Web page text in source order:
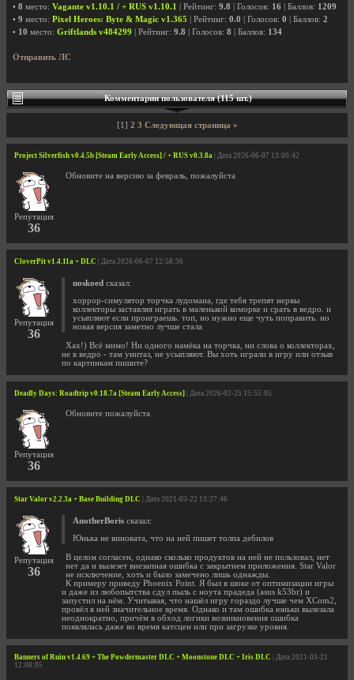
• 8 место: Vagante v1.10.1 / + RUS v1.10.1 | Рейтинг: 9.8 | Голосов: 16 | Баллов: 1209
• 9 место: Pixel Heroes: Byte & Magic v1.365 | Рейтинг: 0.0 | Голосов: 0 | Баллов: 2
• 10 место: Griftlands v484299 | Рейтинг: 9.8 | Голосов: 8 | Баллов: 134
Отправить ЛС
Комментарии пользователя (115 шт.)
[1] 2 3 Следующая страница »
Project Silverfish v0.4.5b [Steam Early Access] / + RUS v0.3.8a | Дата 2026-06-07 13:00:42
Репутация
36
Обновите на версию за февраль, пожалуйста
CloverPit v1.4.11a + DLC | Дата 2026-06-07 12:58:36
Репутация
36
noskoed сказал:
хоррор-симулятор торчка лудомана, где тебя трепят нервы
коллекторы заставляя играть в маленькой коморке и срать в ведро. и
усыпляют если проиграешь. топ, но нужно еще чуть поправить. но
новая версия заметно лучше стала
Хах!) Всё мимо! Ни одного намёка на торчка, ни слова о коллекторах,
не в ведро - там унитаз, не усыпляют. Вы хоть играли в игру или отзыв
по картинкам пишите?
Deadly Days: Roadtrip v0.18.7a [Steam Early Access] | Дата 2026-02-25 15:55:05
Репутация
36
Обновите пожалуйста
Star Valor v2.2.3a + Base Building DLC | Дата 2021-03-22 13:27:46
Репутация
36
AnotherBoris сказал:
Юнька не виновата, что на ней пишет толпа дебилов
В целом согласен, однако сколько продуктов на ней не пользовал, нет
нет да и вылезет внезапная ошибка с закрытием приложения. Star Valor
не исключение, хоть и было замечено лишь однажды.
К примеру приведу Phoenix Point. Я был в шоке от оптимизации игры
и даже из любопытства сдул пыль с ноута прадеда (asus k53br) и
запустил на нём. Учитывая, что нашёл игру гораздо лучше чем XCom2,
провёл в ней значительное время. Однако и там ошибка юньки вылезала
неоднократно, причём в обход логики возникновения ошибка
появлялась даже во время катсцен или при загрузке уровня.
Banners of Ruin v1.4.69 + The Powdermaster DLC + Moonstone DLC + Iris DLC | Дата 2021-03-21
12:08:05